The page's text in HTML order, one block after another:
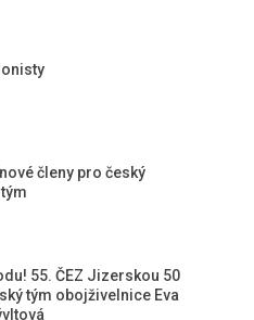
členy pro český
55. ČEZ Jizerskou 50
tým obojživelnice Eva